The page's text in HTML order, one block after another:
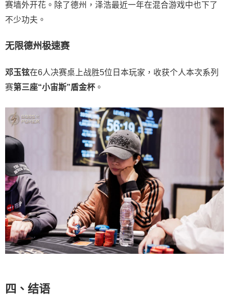
赛墙外开花。除了德州，泽浩最近一年在混合游戏中也下了
不少功夫。
无限德州极速赛
邓玉铉在6人决赛桌上战胜5位日本玩家，收获个人本次系列
赛第三座“小宙斯”盾金杯 。
四、结语